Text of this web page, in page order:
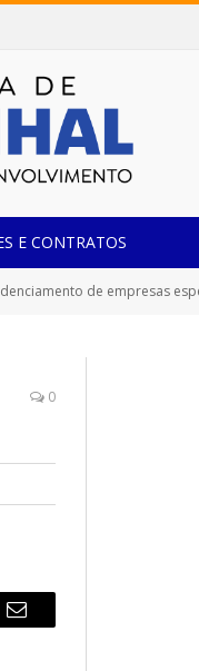
E CONTRATOS
de serviços de locação de veículos tipo
0
E-